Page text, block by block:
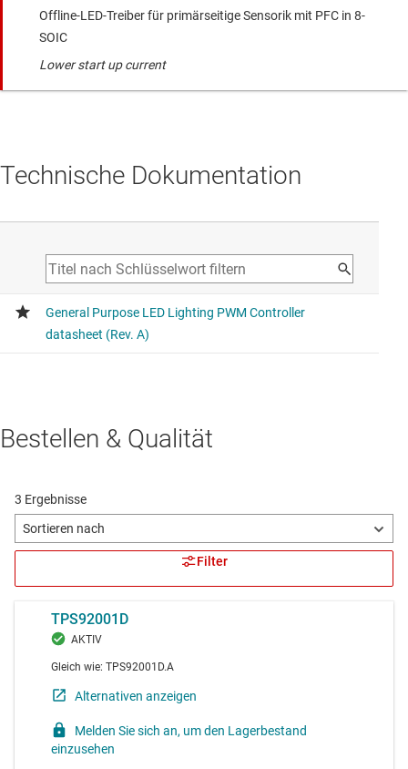
Offline-LED-Treiber für primärseitige Sensorik mit PFC in 8-
SOIC
Lower start up current
Technische Dokumentation
Bestellen & Qualität